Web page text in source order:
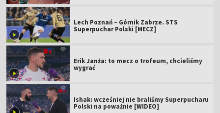
Lech Poznań – Górnik Zabrze. STS
Superpuchar Polski [MECZ]
Erik Janża: to mecz o trofeum, chcieliśmy
wygrać
Ishak: wcześniej nie braliśmy Superpucharu
Polski na poważnie [WIDEO]